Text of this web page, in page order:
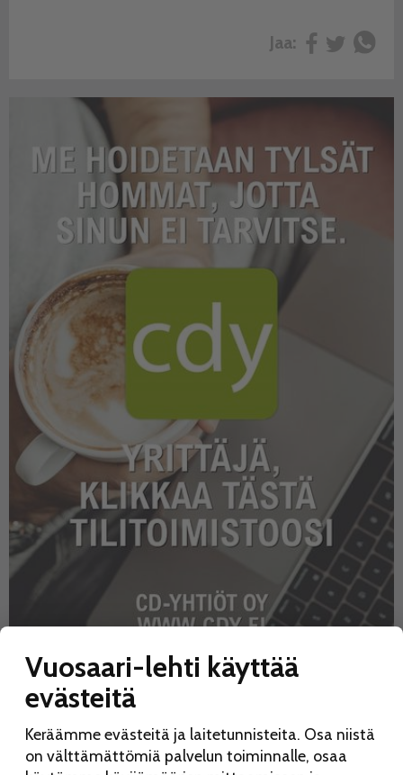
Jaa:
UUSIMMAT
KATSOTUIMMAT
Koko perheen Elojuhlia vietetään Liinamaanpuistossa
15.8.7.8. 10:28
Vuosaari-lehti käyttää
evästeitä
Keräämme evästeitä ja laitetunnisteita. Osa niistä
on välttämättömiä palvelun toiminnalle, osaa